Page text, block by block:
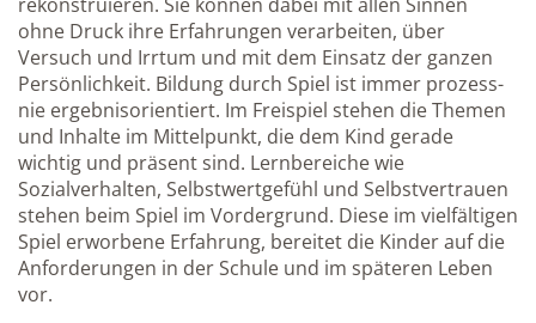
ohne Druck ihre Erfahrungen verarbeiten, über
Versuch und Irrtum und mit dem Einsatz der ganzen
Persönlichkeit. Bildung durch Spiel ist immer prozess-
nie ergebnisorientiert. Im Freispiel stehen die Themen
und Inhalte im Mittelpunkt, die dem Kind gerade
wichtig und präsent sind. Lernbereiche wie
Sozialverhalten, Selbstwertgefühl und Selbstvertrauen
stehen beim Spiel im Vordergrund. Diese im vielfältigen
Spiel erworbene Erfahrung, bereitet die Kinder auf die
Anforderungen in der Schule und im späteren Leben
vor.